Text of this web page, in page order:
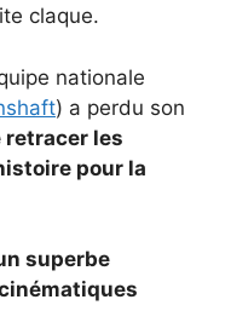
claque.
nationale
) a perdu son
retracer les
pour la
superbe